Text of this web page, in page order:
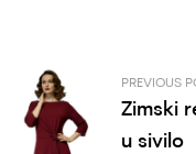
PREVIOUS
Zimski
u sivilo